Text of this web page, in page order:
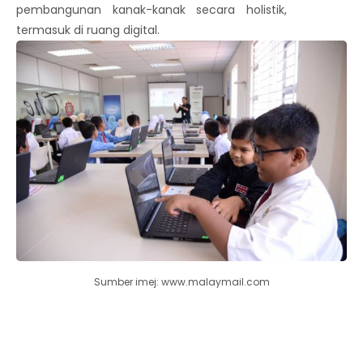
pembangunan kanak-kanak secara holistik,
termasuk di ruang digital.
Sumber imej: www.malaymail.com